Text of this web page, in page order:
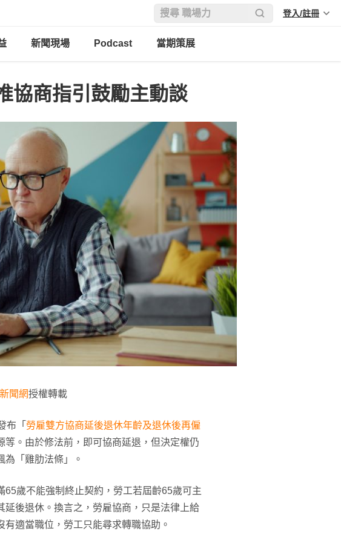
登入/註冊
新聞現場 Podcast 當期策展
協商指引鼓勵主動談
聞網授權轉載
布「 勞雇雙方協商延後退休年齡及退休後再僱
等。由於修法前，即可協商延退，但決定權仍
「雞肋法條」。
歲不能強制終止契約，勞工若屆齡65歲可主
後退休。換言之，勞雇協商，只是法律上給
適當職位，勞工只能尋求轉職協助。